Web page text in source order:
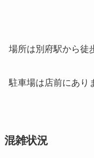
場所は別府駅から徒
駐車場は店前にあり
混雑状況